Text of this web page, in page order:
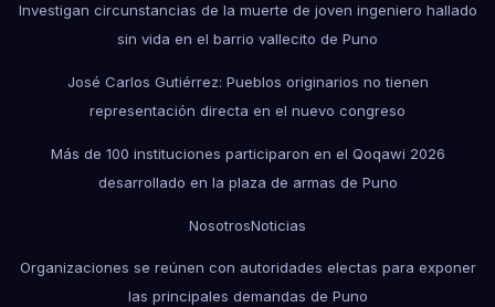
Investigan circunstancias de la muerte de joven ingeniero hallado
sin vida en el barrio vallecito de Puno
José Carlos Gutiérrez: Pueblos originarios no tienen
representación directa en el nuevo congreso
Más de 100 instituciones participaron en el Qoqawi 2026
desarrollado en la plaza de armas de Puno
NosotrosNoticias
Organizaciones se reúnen con autoridades electas para exponer
las principales demandas de Puno